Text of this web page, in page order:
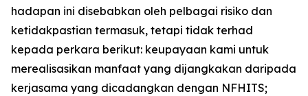
hadapan ini disebabkan oleh pelbagai risiko dan
ketidakpastian termasuk, tetapi tidak terhad
kepada perkara berikut: keupayaan kami untuk
merealisasikan manfaat yang dijangkakan daripada
kerjasama yang dicadangkan dengan NFHITS;